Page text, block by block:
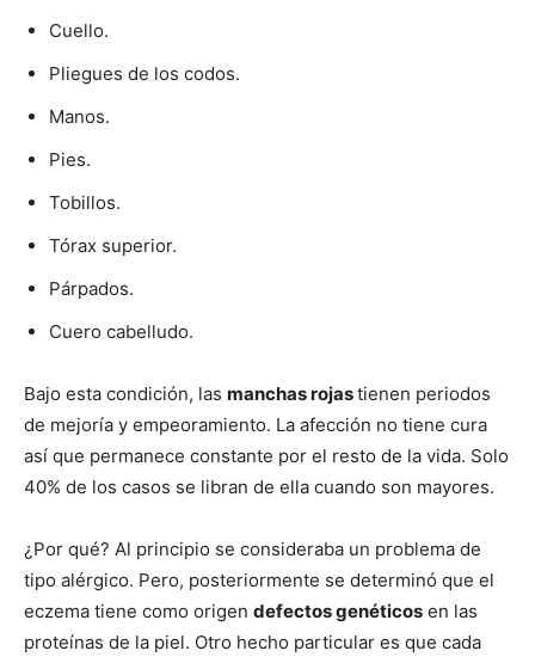
Cuello.
Pliegues de los codos.
Manos.
Pies.
Tobillos.
Tórax superior.
Párpados.
Cuero cabelludo.
Bajo esta condición, las manchas rojastienen periodos
de mejoría y empeoramiento. La afección no tiene cura
así que permanece constante por el resto de la vida. Solo
40% de los casos se libran de ella cuando son mayores.
¿Por qué? Al principio se consideraba un problema de
tipo alérgico. Pero, posteriormente se determinó que el
eczema tiene como origen defectos genéticos en las
proteínas de la piel. Otro hecho particular es que cada